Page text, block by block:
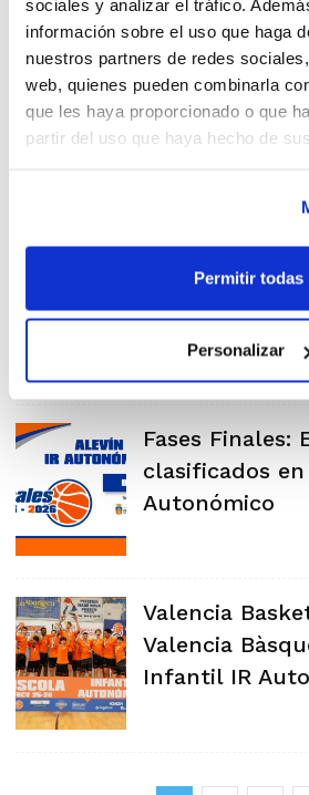
sociales y analizar el tráfico.
información sobre el uso que haga
nuestros partners de redes
web, quienes pueden combinarla
que les haya proporcionado o que
partir del uso que haya hecho de
Permitir todas
Personalizar
Benissa,
Minibasket de
Valenciana
Horaris Finals
Fases Finales:
clasificados
Autonómico
Valencia
Valencia
Infantil IR